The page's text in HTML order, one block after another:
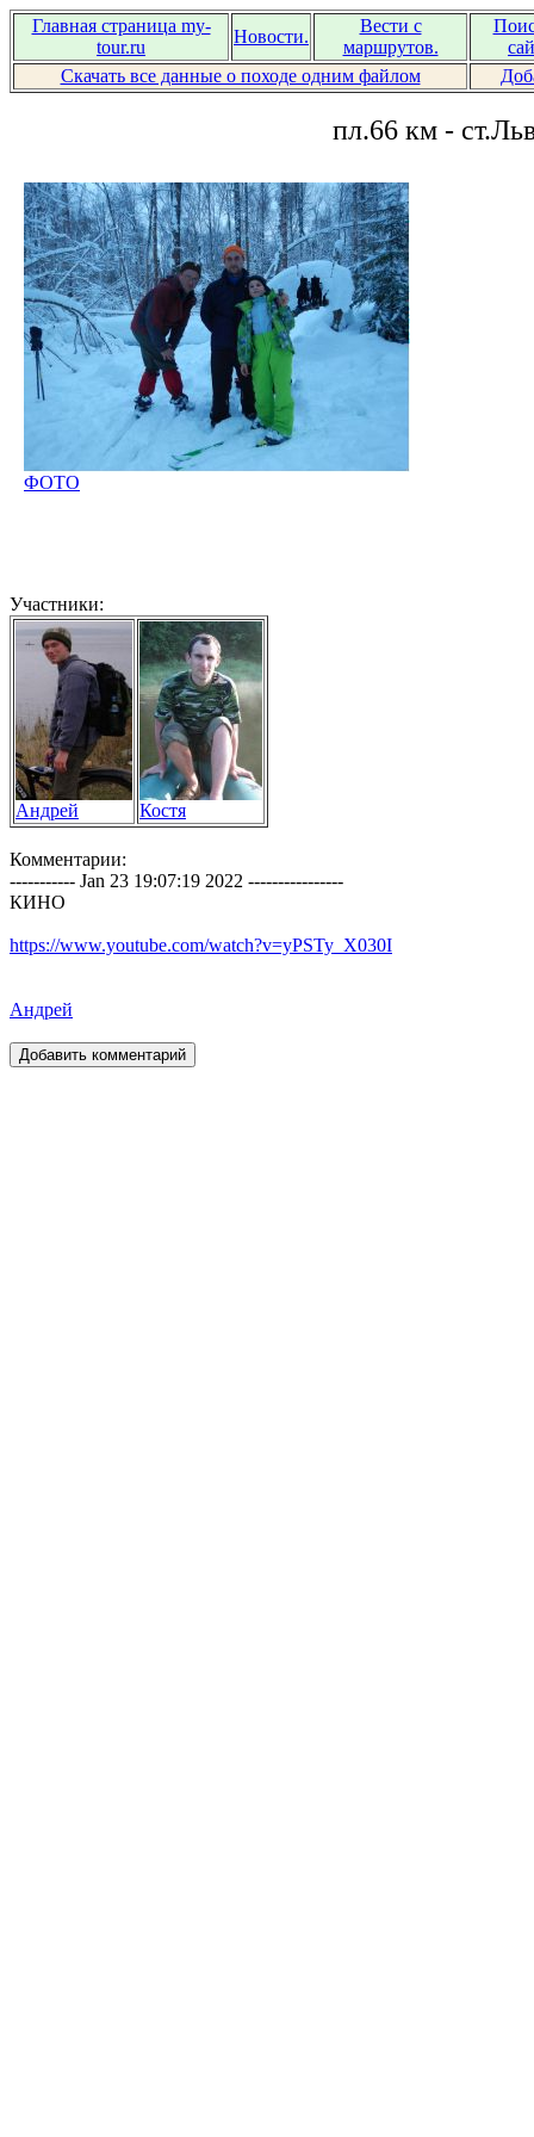
Главная страница my-
tour.ru
Новости.
Вести с
маршрутов.
Скачать все данные о походе одним файлом
пл.66 км -
ФОТО
Участники:
Андрей Костя
Комментарии:
----------- Jan 23 19:07:19 2022 ----------------
КИНО
https://www.youtube.com/watch?v=yPSTy_X030I
Андрей